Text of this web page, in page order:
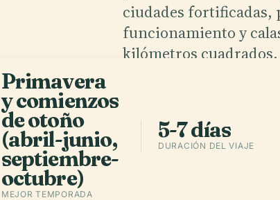
ciudades fortificadas,
funcionamiento y
kilómetros cuadrados.
Primavera
y comienzos
de otoño
(abril-junio,
septiembre-
octubre)
MEJOR TEMPORADA
5-7 días
DURACIÓN DEL VIAJE